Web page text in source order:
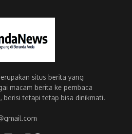
situs berita yang
macam berita ke pembaca
berisi tetapi tetap bisa dinikmati.